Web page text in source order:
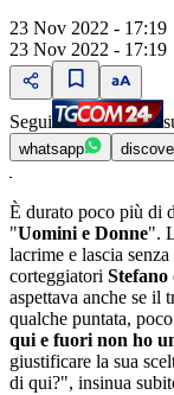
23 Nov 2022 - 17:19
23 Nov 2022 - 17:19
Segui
whatsapp
È durato poco più di
"Uomini e Donne".
lacrime e lascia
corteggiatori Stefano
aspettava anche se il
qualche puntata,
qui e fuori non ho
giustificare la sua
di qui?", insinua